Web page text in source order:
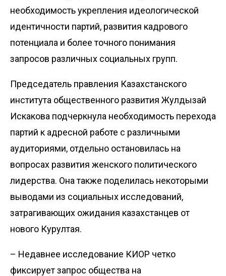
необходимость укрепления идеологической
идентичности партий, развития кадрового
потенциала и более точного понимания
запросов различных социальных групп.
Председатель правления Казахстанского
института общественного развития Жулдызай
Искакова подчеркнула необходимость перехода
партий к адресной работе с различными
аудиториями, отдельно остановилась на
вопросах развития женского политического
лидерства. Она также поделилась некоторыми
выводами из социальных исследований,
затрагивающих ожидания казахстанцев от
нового Курултая.
– Недавнее исследование КИОР четко
фиксирует запрос общест­ва на